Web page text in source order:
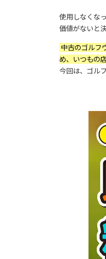
使用しなくな
価値がないと
中古のゴルフ
め、いつもの
今回は、ゴル